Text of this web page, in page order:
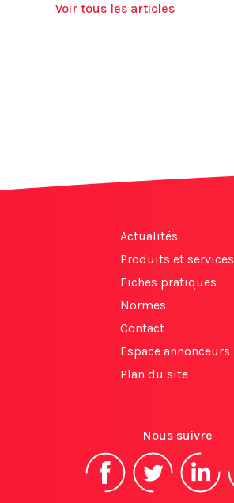
Voir tous les articles
Actualités
Produits et services
Fiches pratiques
Normes
Contact
Espace annonceurs
Plan du site
Nous suivre